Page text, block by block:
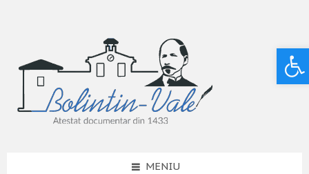
MENIU
Deschide bara de unelte